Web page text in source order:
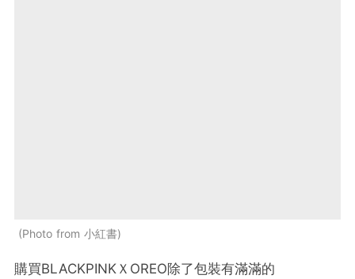
Photo from 小紅書
購買BLACKPINKＸOREO除了包裝有滿滿的